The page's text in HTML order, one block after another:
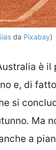
da Pixabay)
è il
e, di
si
Ma
a